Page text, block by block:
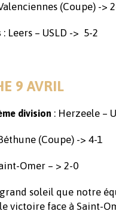
(Coupe) ->
: Leers – USLD -> 5-2
9 AVRIL
division : Herzeele –
(Coupe) -> 4-1
Omer – > 2-0
grand soleil que notre
victoire face à Saint-